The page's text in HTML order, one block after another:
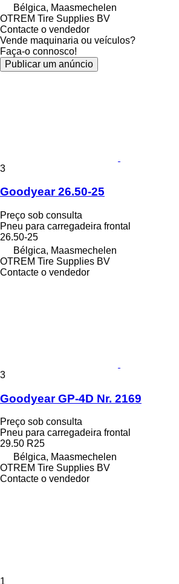
Bélgica, Maasmechelen
OTREM Tire Supplies BV
Contacte o vendedor
Vende maquinaria ou veículos?
Faça-o connosco!
Publicar um anúncio
3
Goodyear 26.50-25
Preço sob consulta
Pneu para carregadeira frontal
26.50-25
Bélgica, Maasmechelen
OTREM Tire Supplies BV
Contacte o vendedor
3
Goodyear GP-4D Nr. 2169
Preço sob consulta
Pneu para carregadeira frontal
29.50 R25
Bélgica, Maasmechelen
OTREM Tire Supplies BV
Contacte o vendedor
1